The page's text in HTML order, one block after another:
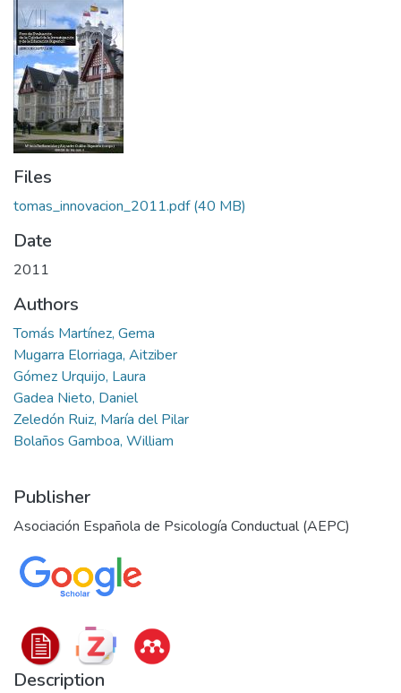
Statistics
Policies
Files
tomas_innovacion_2011.pdf(40 MB)
Date
2011
Authors
Tomás Martínez, Gema
Mugarra Elorriaga, Aitziber
Gómez Urquijo, Laura
Gadea Nieto, Daniel
Zeledón Ruiz, María del Pilar
Bolaños Gamboa, William
Publisher
Asociación Española de Psicología Conductual (AEPC)
Description